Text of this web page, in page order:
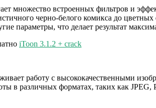
множество встроенных фильтров и
черно-белого комикса до
параметры, что делает результат
iToon 3.1.2 + crack
работу с высококачественными
в различных форматах, таких как